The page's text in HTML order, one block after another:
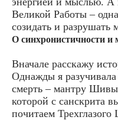
Великой Работы –
созидать и разрушать
О синхронистичности и
Вначале расскажу
Однажды я
смерть – мантру
которой с санскрита
почитаем